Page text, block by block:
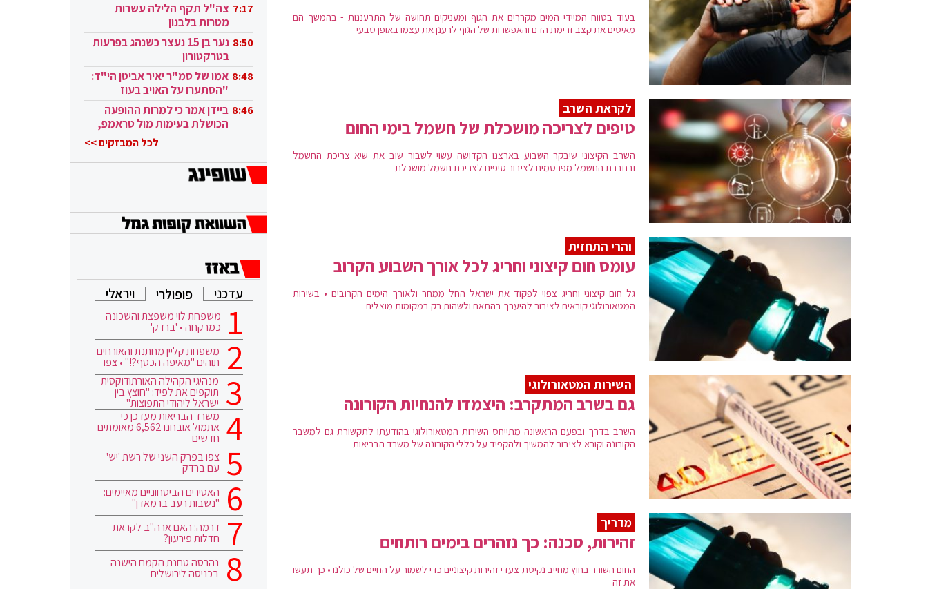
נמדדו בירושלים42 מעלות, בעמק יזרעאל 50 מעלות וב
בתל אביב), במאי 1970 (46 מעלות בפלמחים). בירושלים נמדדו 44.4 מעלות באוגוסט 1881.
שרב קיצוני נוסף התרחש בישראל ב-20 באוגוסט 2010 בה נמדדה טמפ' של 40.6 מעלות בהר כנען שליד
51 בבקעת הירדן, בנוסף מספר שריפות פרצו באזורים בארץ ישראל.
בתל אביב נמדדו כ-42-43 מעלות ב-19 במאי שזה היה שיאו של השרב, במהלך השרב פרצו מספר שריפות באזור השומרון ובאריאל.
מקור:ויקיפדיה
בעוד בטווח המיידי המים מקררים את הגוף ומעניקים תחושה של התרעננות - בהמשך הם
מאיטים את קצב זרימת הדם והאפשרות של הגוף לרענן את עצמו באופן טבעי
לקראת השרב
טיפים לצריכה מושכלת של חשמל בימי החום
השרב הקיצוני שיבקר השבוע בארצנו הקדושה עשוי לשבור שוב את שיא צריכת החשמל
ובחברת החשמל מפרסמים לציבור טיפים לצריכת חשמל מושכלת
והרי התחזית
עומס חום קיצוני וחריג לכל אורך השבוע הקרוב
גל חום קיצוני וחריג צפוי לפקוד את ישראל החל ממחר ולאורך הימים הקרובים • בשירות
המטאורולוגי קוראים לציבור להיערך בהתאם ולשהות רק במקומות מוצלים
השירות המטאורולוגי
גם בשרב המתקרב: היצמדו להנחיות הקורונה
השרב בדרך ובפעם הראשונה מתייחס השירות המטאורולוגי בהודעתו לתקשורת גם למשבר
הקורונה וקורא לציבור להמשיך ולהקפיד על כללי הקורונה של משרד הבריאות
מדריך
זהירות, סכנה: כך נזהרים בימים רותחים
החום השורר בחוץ מחייב נקיטת צעדי זהירות קיצוניים כדי לשמור על החיים של כולנו • כך תעשו
את זה
7:17 צה"ל תקף הלילה עשרות
מטרות בלבנון
8:50
נער בן 15 נעצר כשנהג בפרעות
בטרקטורון
8:48 אמו של סמ"ר יאיר אביטן הי"ד:
"הסתערו על האויב בעוז
ובגבורה" 8:46 ביידן אמר כי למרות ההופעה
הכושלת בעימות מול טראמפ,
לכל המבזקים >>
עדכני פופולרי ויראלי
משפחת לוי משפצת והשכונה
כמרקחה • 'ברדק'
משפחת קליין מחתנת והאורחים
תוהים "מאיפה הכסף?!" • צפו
מנהיגי הקהילה האורתודוקסית
תוקפים את לפיד: "חוצץ בין
ישראל ליהודי התפוצות"
משרד הבריאות מעדכן כי
אתמול אובחנו 6,562 מאומתים
חדשים
צפו בפרק השני של רשת 'יש'
עם ברדק
האסירים הביטחוניים מאיימים:
"נשבות רעב ברמאדן"
דרמה: האם ארה"ב לקראת
חדלות פירעון?
נהרסה טחנת הקמח הישנה
בכניסה לירושלים